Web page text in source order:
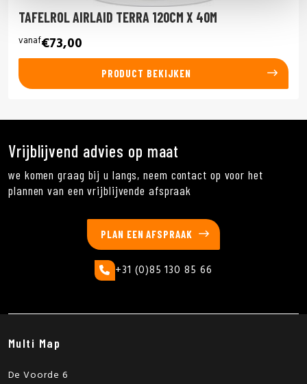
TAFELROL AIRLAID TERRA 120CM X 40M
vanaf€73,00
PRODUCT BEKIJKEN
Vrijblijvend advies op maat
we komen graag bij u langs, neem contact op voor het
plannen van een vrijblijvende afspraak
PLAN EEN AFSPRAAK
+31 (0)85 130 85 66
Multi Map
De Voorde 6